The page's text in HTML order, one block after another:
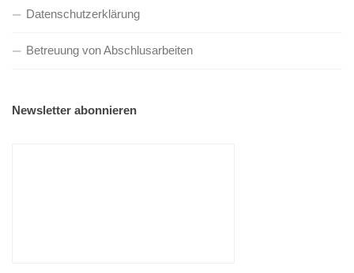
Datenschutzerklärung
Betreuung von Abschlusarbeiten
Newsletter abonnieren